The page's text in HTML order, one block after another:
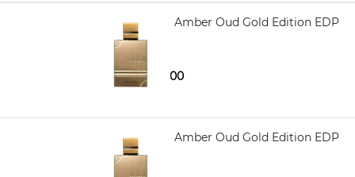
AL HARAMAIN Amber Oud Gold Edition EDP
60 ml
3.790,002.920,00
AL HARAMAIN Amber Oud Gold Edition EDP
100 ml